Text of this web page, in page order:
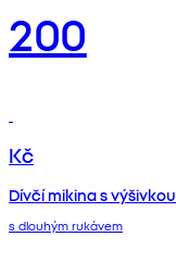
200
Kč
Dívčí mikina s výšivkou
s dlouhým rukávem